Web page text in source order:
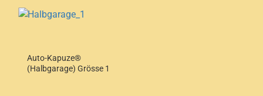
Auto-Kapuze®
(Halbgarage) Grösse 1